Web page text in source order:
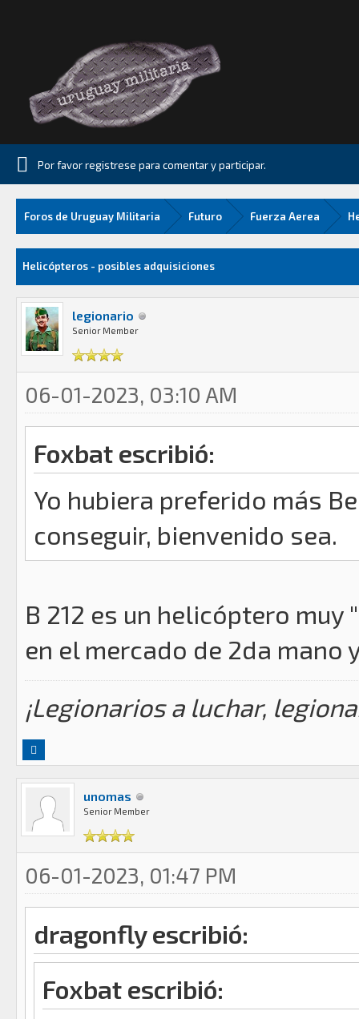
Por favor registrese para comentar y participar.
Foros de Uruguay Militaria Futuro Fuerza Aerea
MediaHelicópteros - posibles adquisiciones
legionario
Senior Member
06-01-2023, 03:10 AM
Foxbat escribió:
Yo hubiera preferido más
conseguir, bienvenido sea.
B 212 es un helicóptero
en el mercado de 2da mano
¡Legionarios a luchar,
unomas
Senior Member
06-01-2023, 01:47 PM
dragonfly escribió:
Foxbat escribió: